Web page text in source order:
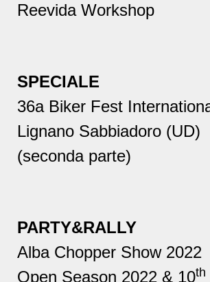
Reevida Workshop
SPECIALE
36a Biker Fest
Lignano Sabbiadoro (UD)
(seconda parte)
PARTY&RALLY
Alba Chopper Show 2022
Open Season 2022 & 10th